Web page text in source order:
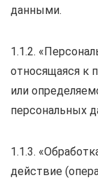
данными.
1.1.2.
относящаяся к
или
персональных
1.1.3.
действие